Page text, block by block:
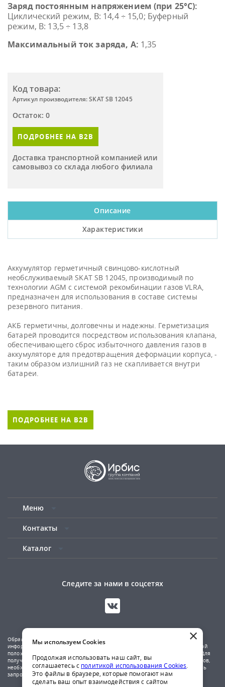
Заряд постоянным напряжением (при 25°С):
Циклический режим, В: 14,4 ÷ 15,0; Буферный
режим, В: 13,5 ÷ 13,8
Максимальный ток заряда, А: 1,35
Код товара:
Артикул производителя: SKAT SB 12045
Остаток: 0
ПОДРОБНЕЕ НА B2B
Доставка транспортной компанией или
самовывоз со склада любого филиала
Описание
Характеристики
Аккумулятор герметичный свинцово-кислотный
необслуживаемый SKAT SB 12045, производимый по
технологии AGM с системой рекомбинации газов VLRA,
предназначен для использования в составе системы
резервного питания.
АКБ герметичны, долговечны и надежны. Герметизация
батарей проводится посредством использования клапана,
обеспечивающего сброс избыточного давления газов в
аккумуляторе для предотвращения деформации корпуса, -
таким образом излишний газ не скапливается внутри
батареи.
ПОДРОБНЕЕ НА B2B
Меню
Контакты
Каталог
Следите за нами в соцсетях
Обращаем ваше внимание на то, что данный сайт носит исключительно
информационный характер и не является публичной офертой, определяемой
положениями Статьи 437(2) Гражданского кодекса Российской Федерации. Для
получения подробной информации о наличии и стоимости указанных товаров,
необходимо обратиться к менеджерам компании по телефону или отправить
запрос на почтовый адрес указанный в контактах.
×
Мы используем Cookies
Продолжая использовать наш сайт, вы
соглашаетесь с политикой использования Cookies.
Это файлы в браузере, которые помогают нам
сделать ваш опыт взаимодействия с сайтом